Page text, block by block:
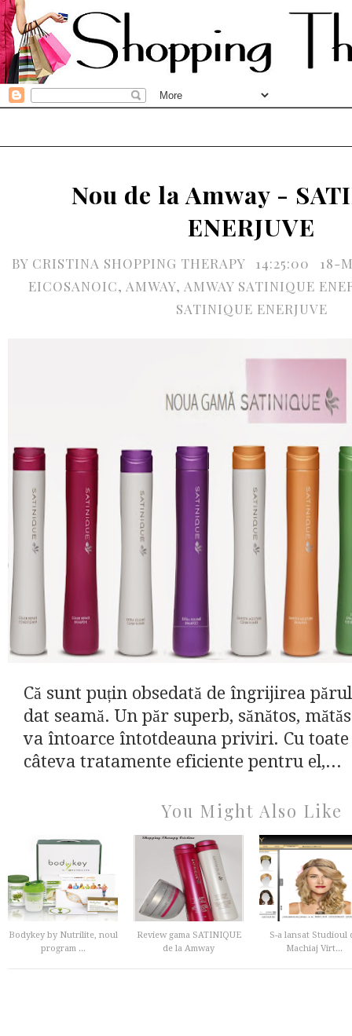
Nou de la Amway -
ENERJUVE
BY CRISTINA SHOPPING THERAPY 14:25:00
18-
EICOSANOIC, AMWAY, AMWAY SATINIQUE
SATINIQUE ENERJUVE
Că sunt puțin obsedată de îngrijirea
dat seamă. Un păr superb, sănătos,
va întoarce întotdeauna priviri. Cu toate
câteva tratamente eficiente pentru el,...
You Might Also Like
Bodykey by Nutrilite, noul
program ...
Review gama SATINIQUE
de la Amway
S-a lansat Studioul
Machiaj Virt...